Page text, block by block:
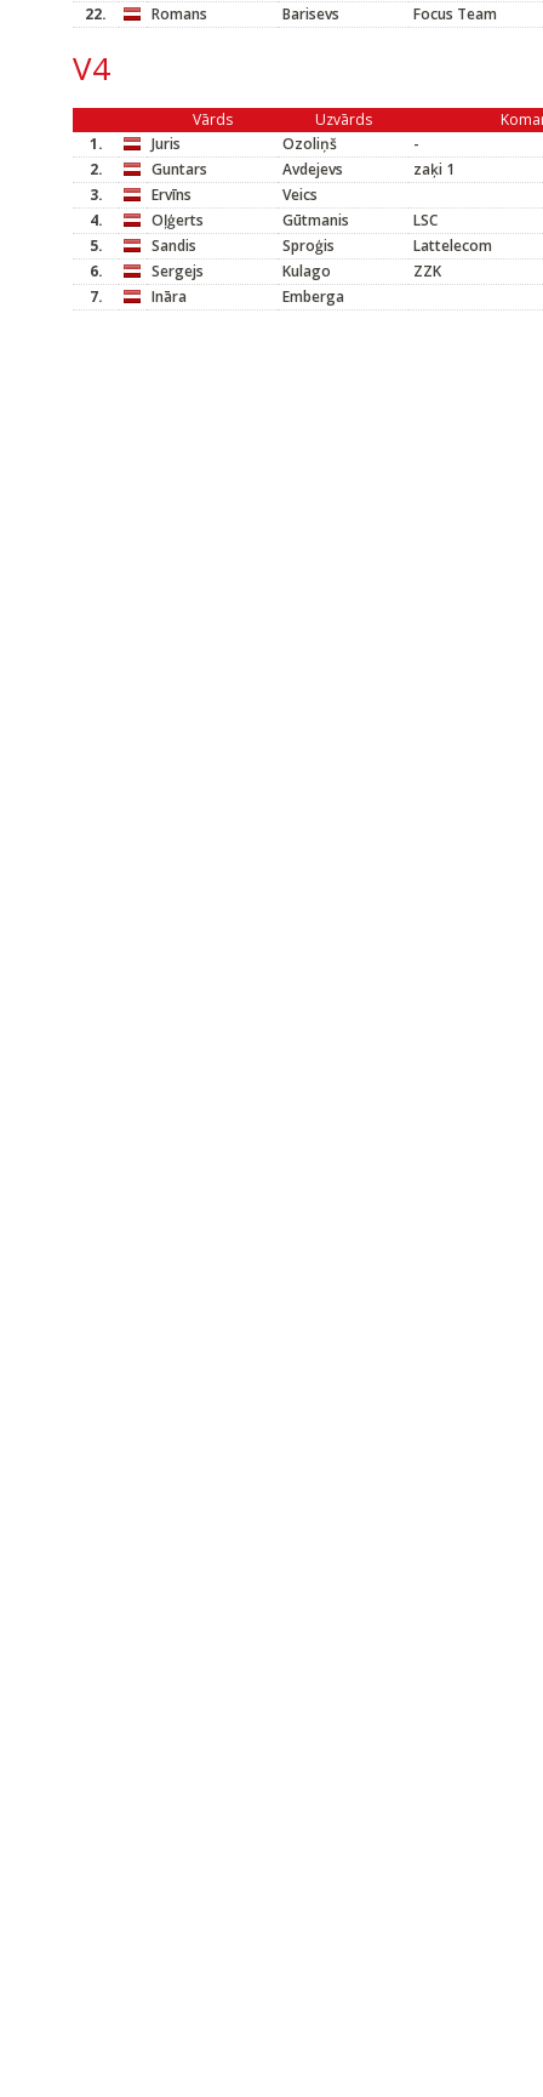
22.
Romans Barisevs Focus Team
V4
Vārds Uzvārds
1.
Juris Ozoliņš
-
2.
Guntars Avdejevs
zaķi 1
3.
Ervīns
Veics
4.
Oļģerts Gūtmanis
LSC
5.
Sandis Sproģis
Lattelecom
6.
Sergejs Kulago
ZZK
7.
Ināra Emberga